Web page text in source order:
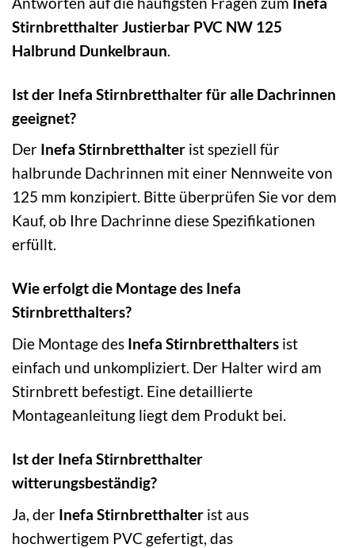
Stirnbretthalter Justierbar PVC NW 125
Halbrund Dunkelbraun.
Ist der Inefa Stirnbretthalter für alle Dachrinnen
geeignet?
Der Inefa Stirnbretthalter ist speziell für
halbrunde Dachrinnen mit einer Nennweite von
125 mm konzipiert. Bitte überprüfen Sie vor dem
Kauf, ob Ihre Dachrinne diese Spezifikationen
erfüllt.
Wie erfolgt die Montage des Inefa
Stirnbretthalters?
Die Montage des Inefa Stirnbretthalters ist
einfach und unkompliziert. Der Halter wird am
Stirnbrett befestigt. Eine detaillierte
Montageanleitung liegt dem Produkt bei.
Ist der Inefa Stirnbretthalter
witterungsbeständig?
Ja, der Inefa Stirnbretthalter ist aus
hochwertigem PVC gefertigt, das